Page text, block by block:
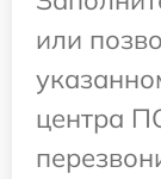
или
центра